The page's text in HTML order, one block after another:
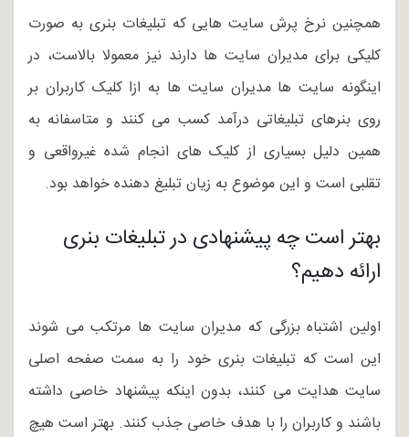
همچنین نرخ پرش سایت هایی که تبلیغات بنری به صورت
کلیکی برای مدیران سایت ها دارند نیز معمولا بالاست، در
اینگونه سایت ها مدیران سایت ها به ازا کلیک کاربران بر
روی بنرهای تبلیغاتی درآمد کسب می کنند و متاسفانه به
همین دلیل بسیاری از کلیک های انجام شده غیرواقعی و
تقلبی است و این موضوع به زیان تبلیغ دهنده خواهد بود.
بهتر است چه پیشنهادی در تبلیغات بنری
ارائه دهیم؟
اولین اشتباه بزرگی که مدیران سایت ها مرتکب می شوند
این است که تبلیغات بنری خود را به سمت صفحه اصلی
سایت هدایت می کنند، بدون اینکه پیشنهاد خاصی داشته
باشند و کاربران را با هدف خاصی جذب کنند. بهتر است هیچ